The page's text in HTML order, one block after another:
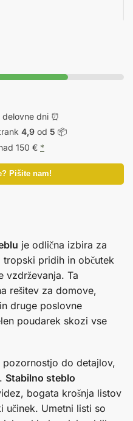
dni ⏰
4,9 od 5 📦
150 € *
Pišite nam!
je odlična izbira za
pridih in občutek
vzdrževanja. Ta
rešitev za domove,
druge poslovne
poudarek skozi vse
pozornostjo do detajlov,
Stabilno steblo
bogata krošnja listov
učinek. Umetni listi so